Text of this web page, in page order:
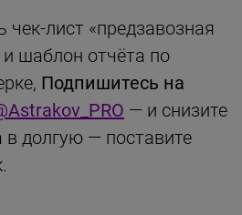
лист «предзавозная
шаблон отчёта по
Подпишитесь на
— и снизите
в долгую — поставите